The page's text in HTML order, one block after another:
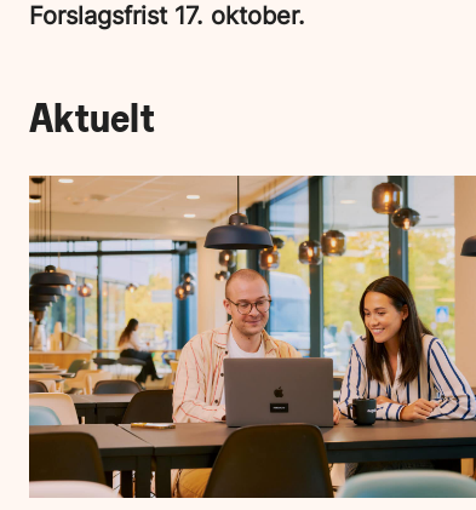
Forslagsfrist 17. oktober.
Aktuelt